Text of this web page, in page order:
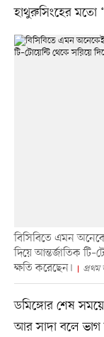
হাথুরুসিংহের মতো
বিসিবিতে এমন
দিয়ে আন্তর্জাতিক
ক্ষতি করেছেন।
ডমিঙ্গোর শেষ
আর সাদা বলে ভাগ